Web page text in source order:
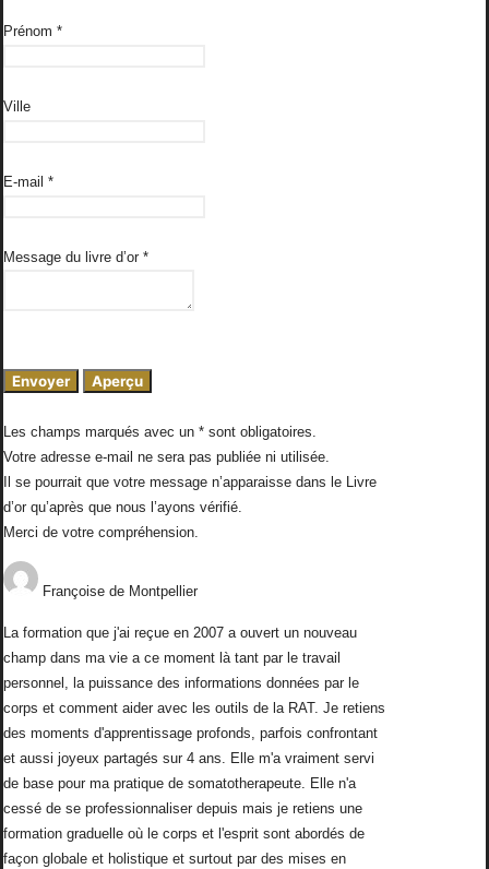
Prénom *
Ville
E-mail *
Message du livre d’or *
Les champs marqués avec un * sont obligatoires.
Votre adresse e-mail ne sera pas publiée ni utilisée.
Il se pourrait que votre message n’apparaisse dans le Livre
d’or qu’après que nous l’ayons vérifié.
Merci de votre compréhension.
Françoise de Montpellier
La formation que j'ai reçue en 2007 a ouvert un nouveau
champ dans ma vie a ce moment là tant par le travail
personnel, la puissance des informations données par le
corps et comment aider avec les outils de la RAT. Je retiens
des moments d'apprentissage profonds, parfois confrontant
et aussi joyeux partagés sur 4 ans. Elle m'a vraiment servi
de base pour ma pratique de somatotherapeute. Elle n'a
cessé de se professionnaliser depuis mais je retiens une
formation graduelle où le corps et l'esprit sont abordés de
façon globale et holistique et surtout par des mises en